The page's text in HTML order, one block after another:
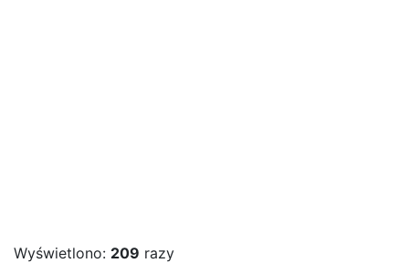
Wyświetlono: 209 razy